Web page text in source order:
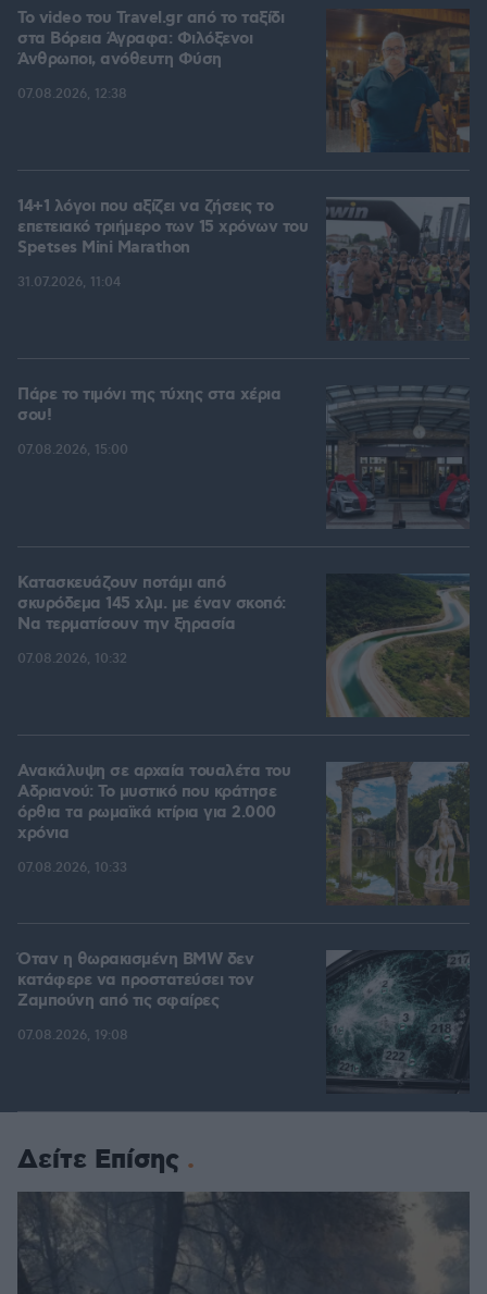
To video του Travel.gr από το ταξίδι
στα Βόρεια Άγραφα: Φιλόξενοι
Άνθρωποι, ανόθευτη Φύση
07.08.2026, 12:38
14+1 λόγοι που αξίζει να ζήσεις το
επετειακό τριήμερο των 15 χρόνων του
Spetses Mini Marathon
31.07.2026, 11:04
Πάρε το τιμόνι της τύχης στα χέρια
σου!
07.08.2026, 15:00
Κατασκευάζουν ποτάμι από
σκυρόδεμα 145 χλμ. με έναν σκοπό:
Να τερματίσουν την ξηρασία
07.08.2026, 10:32
Ανακάλυψη σε αρχαία τουαλέτα του
Αδριανού: Το μυστικό που κράτησε
όρθια τα ρωμαϊκά κτίρια για 2.000
χρόνια
07.08.2026, 10:33
Όταν η θωρακισμένη BMW δεν
κατάφερε να προστατεύσει τον
Ζαμπούνη από τις σφαίρες
07.08.2026, 19:08
Δείτε Επίσης